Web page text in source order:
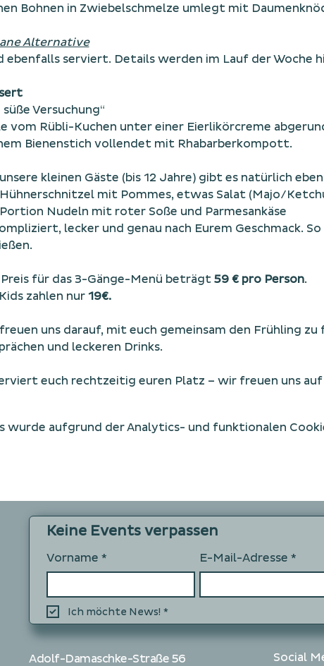
Bohnen in Zwiebelschmelze umlegt mit
Alternative
ebenfalls serviert. Details werden im Lauf der Woche
süße Versuchung“
vom Rübli-Kuchen unter einer Eierlikörcreme
Bienenstich vollendet mit Rhabarberkompott.
kleinen Gäste (bis 12 Jahre) gibt es natürlich
Hühnerschnitzel mit Pommes, etwas Salat (Majo/
Portion Nudeln mit roter Soße und Parmesankäse
lecker und genau nach Eurem Geschmack.
Preis für das 3-Gänge-Menü beträgt 59 € pro Person.
zahlen nur 19€.
uns darauf, mit euch gemeinsam den Frühling
und leckeren Drinks.
euch rechtzeitig euren Platz – wir freuen uns auf
wurde aufgrund der Analytics- und funktionalen
Keine Events verpassen
Vorname * E-Mail-Adresse *
Ich möchte News! *
Adolf-Damaschke-Straße 56 Social